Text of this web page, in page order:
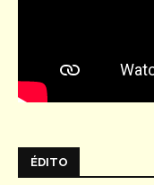
ÉDITO